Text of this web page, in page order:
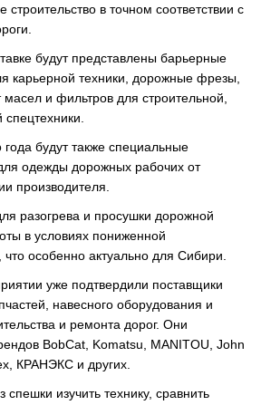
в точном соответствии с
будут представлены барьерные
карьерной техники, дорожные фрезы,
и фильтров для строительной,
года будут также специальные
одежды дорожных рабочих от
производителя.
разогрева и просушки дорожной
в условиях пониженной
особенно актуально для Сибири.
уже подтвердили поставщики
навесного оборудования и
и ремонта дорог. Они
BobCat, Komatsu, MANITOU, John
КРАНЭКС и других.
спешки изучить технику, сравнить